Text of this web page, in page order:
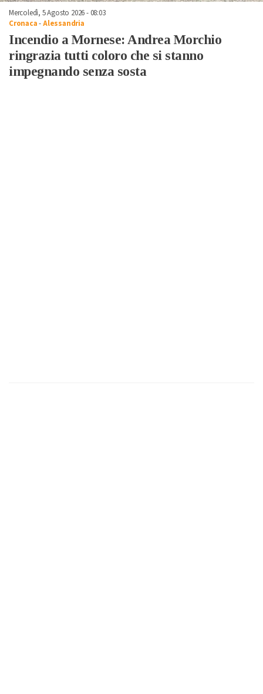
Mercoledì, 5 Agosto 2026 - 08:03
Cronaca-Alessandria
Incendio a Mornese: Andrea Morchio
ringrazia tutti coloro che si stanno
impegnando senza sosta